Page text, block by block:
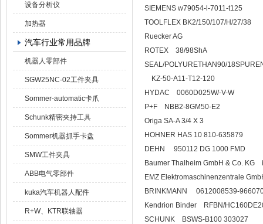
设备分析仪
加热器
汽车行业常用品牌
机器人零部件
SGW25NC-02工件夹具
Sommer-automatic卡爪
Schunk精密夹持工具
Sommer机器抓手卡盘
SMW工件夹具
ABB电气零部件
kuka汽车机器人配件
R+W、KTR联轴器
SIEMENS w79054-l-7011-
TOOLFLEX BK2/150/107/H/27/38
Ruecker AG
ROTEX 38/98ShA
SEAL/POLYURETHAN90/
KZ-50-A11-T12-120
HYDAC
P+F NBB2-
Origa SA-A 3/4 X 3
HOHNER HAS 10 810-635879
DEHN 950112
Baumer Thalheim GmbH & Co.
EMZ Elektromaschinenzentrale
BRINKMANN
Kendrion Binder RFBN/
SCHUNK BSWS-